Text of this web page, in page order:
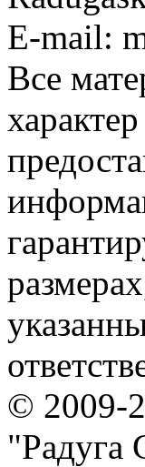
E-mail:
Все
© 2009-
"Радуга